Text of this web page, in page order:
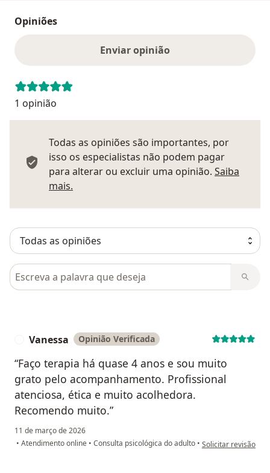
Opiniões
Enviar opinião
1 opinião
Todas as opiniões são importantes, por
isso os especialistas não podem pagar
para alterar ou excluir uma opinião. Saiba
mais.
Pesquisar em opiniões
Vanessa Opinião Verificada
“Faço terapia há quase 4 anos e sou muito
grato pelo acompanhamento. Profissional
atenciosa, ética e muito acolhedora.
Recomendo muito.”
11 de março de 2026
• Atendimento online • Consulta psicológica do adulto • na opinião do
Solicitar revisão